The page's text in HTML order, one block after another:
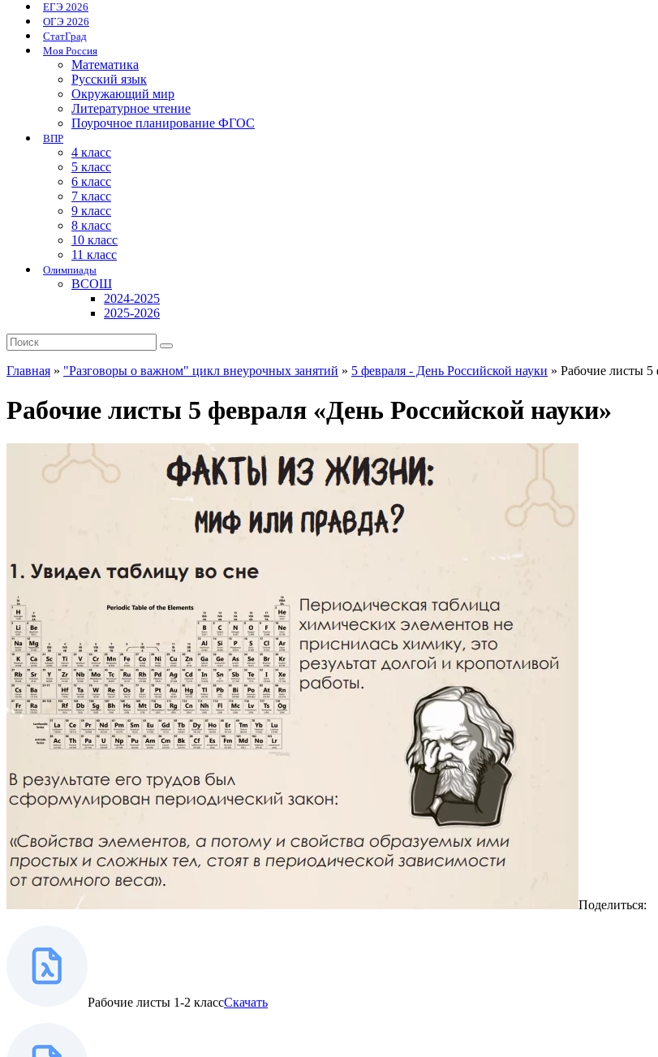
ЕГЭ 2026
ОГЭ 2026
СтатГрад
Моя Россия
Математика
Русский язык
Окружающий мир
Литературное чтение
Поурочное планирование ФГОС
ВПР
4 класс
5 класс
6 класс
7 класс
9 класс
8 класс
10 класс
11 класс
Олимпиады
ВСОШ
2024-2025
2025-2026
Главная » "Разговоры о важном" цикл внеурочных занятий » 5 февраля - День Российской науки » Рабочие листы 5
Рабочие листы 5 февраля «День Российской науки»
Поделиться:
Рабочие листы 1-2 классСкачать